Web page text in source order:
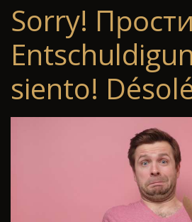
Sorry!
siento!